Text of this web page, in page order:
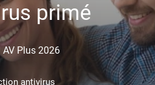
primé
AV Plus 2026
antivirus